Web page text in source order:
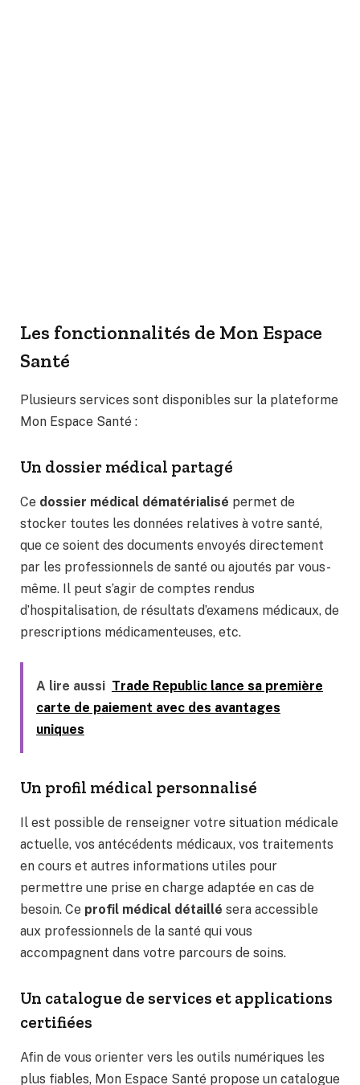
Les fonctionnalités de Mon Espace
Santé
Plusieurs services sont disponibles sur la plateforme
Mon Espace Santé :
Un dossier médical partagé
Ce dossier médical dématérialisé permet de
stocker toutes les données relatives à votre santé,
que ce soient des documents envoyés directement
par les professionnels de santé ou ajoutés par vous-
même. Il peut s’agir de comptes rendus
d’hospitalisation, de résultats d’examens médicaux, de
prescriptions médicamenteuses, etc.
A lire aussi Trade Republic lance sa première
carte de paiement avec des avantages
uniques
Un profil médical personnalisé
Il est possible de renseigner votre situation médicale
actuelle, vos antécédents médicaux, vos traitements
en cours et autres informations utiles pour
permettre une prise en charge adaptée en cas de
besoin. Ce profil médical détaillé sera accessible
aux professionnels de la santé qui vous
accompagnent dans votre parcours de soins.
Un catalogue de services et applications
certifiées
Afin de vous orienter vers les outils numériques les
plus fiables, Mon Espace Santé propose un catalogue